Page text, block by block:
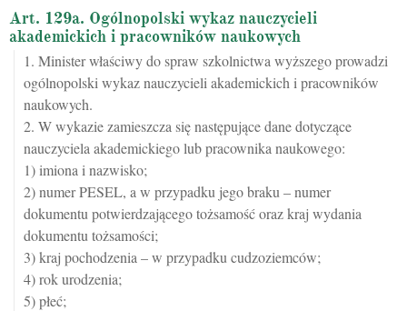
Art. 129a. Ogólnopolski wykaz nauczycieli
akademickich i pracowników naukowych
1. Minister właściwy do spraw szkolnictwa wyższego prowadzi
ogólnopolski wykaz nauczycieli akademickich i pracowników
naukowych.
2. W wykazie zamieszcza się następujące dane dotyczące
nauczyciela akademickiego lub pracownika naukowego:
1) imiona i nazwisko;
2) numer PESEL, a w przypadku jego braku – numer
dokumentu potwierdzającego tożsamość oraz kraj wydania
dokumentu tożsamości;
3) kraj pochodzenia – w przypadku cudzoziemców;
4) rok urodzenia;
5) płeć;